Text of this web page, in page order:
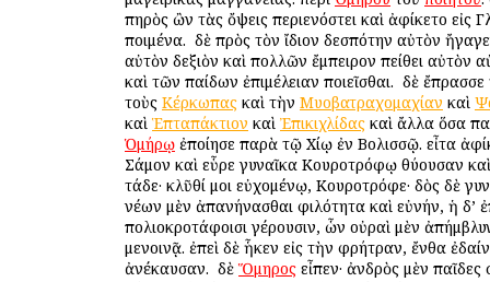
πηρὸς ὢν τὰς ὄψεις περιενόστει καὶ ἀφίκετο εἰς
ποιμένα. ὁ δὲ πρὸς τὸν ἴδιον δεσπότην αὐτὸν
αὐτὸν δεξιὸν καὶ πολλῶν ἔμπειρον πείθει αὐτὸν
καὶ τῶν παίδων ἐπιμέλειαν ποιεῖσθαι. ὁ δὲ
τοὺς Κέρκωπας καὶ τὴν Μυοβατραχομαχίαν καὶ
καὶ Ἑπταπάκτιον καὶ Ἐπικιχλίδας καὶ ἄλλα ὅσα
Ὁμήρῳ ἐποίησε παρὰ τῷ Χίῳ ἐν Βολισσῷ. εἶτα
Σάμον καὶ εὗρε γυναῖκα Κουροτρόφῳ θύουσαν
τάδε· κλῦθί μοι εὐχομένῳ, Κουροτρόφε· δὸς δὲ
νέων μὲν ἀπανήνασθαι φιλότητα καὶ εὐνήν, ἡ δ’
πολιοκροτάφοισι γέρουσιν, ὧν οὐραὶ μὲν
μενοινᾷ. ἐπεὶ δὲ ἧκεν εἰς τὴν φρήτραν, ἔνθα
ἀνέκαυσαν. ὁ δὲ Ὅμηρος εἶπεν· ἀνδρὸς μὲν